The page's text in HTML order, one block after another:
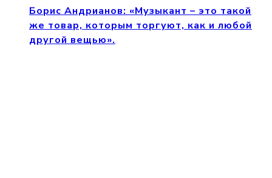
Борис Андрианов: «Музыкант – это такой
же товар, которым торгуют, как и любой
другой вещью».